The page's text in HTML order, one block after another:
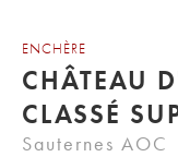
ENCHÈRE
CHÂTEAU
Sauternes AOC